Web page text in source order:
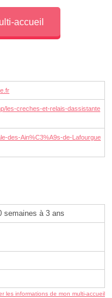
accueil
les-creches-et-relais-dassistante
des-Ain%C3%A9s-de-Lafourgue
semaines à 3 ans
les informations de mon multi-accueil